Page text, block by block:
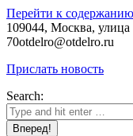
Перейти к содержанию
109044, Москва,
70otdelro@otdelro.ru
Прислать новость
Search: